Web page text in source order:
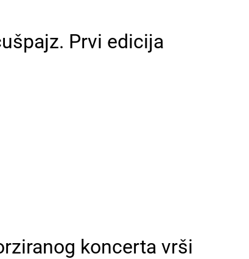
Prvi edicija
koncerta vrši